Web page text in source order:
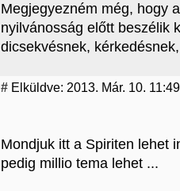
Megjegyezném még, hogy
nyilvánosság előtt beszélik
dicsekvésnek,
# Elküldve: 2013. Már. 10.
Mondjuk itt a Spiriten lehet
pedig millio tema lehet ...